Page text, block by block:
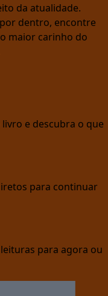
da atualidade.
dentro, encontre
maior carinho do
e descubra o que
para continuar
para agora ou